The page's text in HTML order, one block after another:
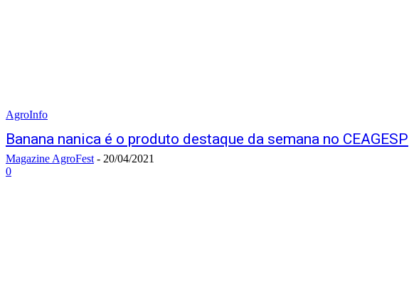
AgroInfo
Banana nanica é o produto destaque da semana no CEAGESP
Magazine AgroFest - 20/04/2021
0